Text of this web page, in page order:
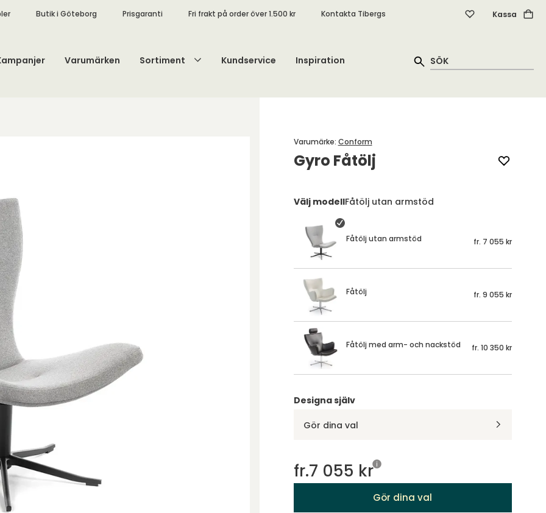
Butik i Göteborg Prisgaranti Fri frakt på order över 1.500 kr Kontakta Tibergs Kassa
Varumärken Sortiment Kundservice Inspiration
Gyro Fåtölj
Varumärke: Conform
Välj modellFåtölj utan armstöd
Fåtölj utan armstöd fr. 7 055 kr
Fåtölj fr. 9 055 kr
Fåtölj med arm- och nackstöd fr. 10 350 kr
Designa själv
Gör dina val
fr.7 055 kr
Gör dina val